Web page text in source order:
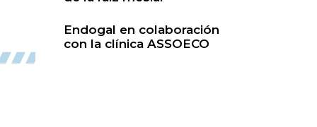
Endogal en colaboración
con la clínica ASSOECO